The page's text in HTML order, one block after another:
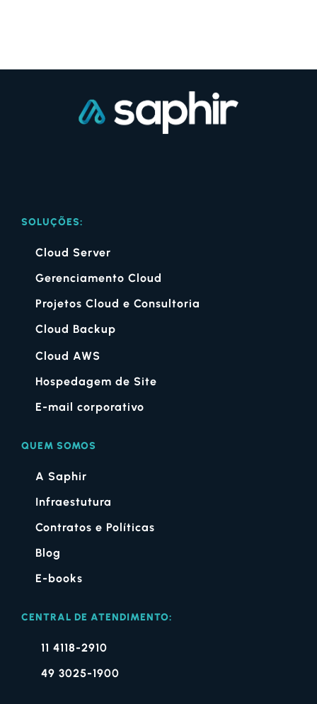
SOLUÇÕES:
Cloud Server
Gerenciamento Cloud
Projetos Cloud e Consultoria
Cloud Backup
Cloud AWS
Hospedagem de Site
E-mail corporativo
QUEM SOMOS
A Saphir
Infraestutura
Contratos e Políticas
Blog
E-books
CENTRAL DE ATENDIMENTO:
11 4118-2910
49 3025-1900